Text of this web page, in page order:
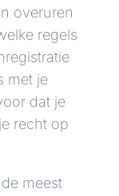
overuren
regels
met je
dat je
recht op
meest